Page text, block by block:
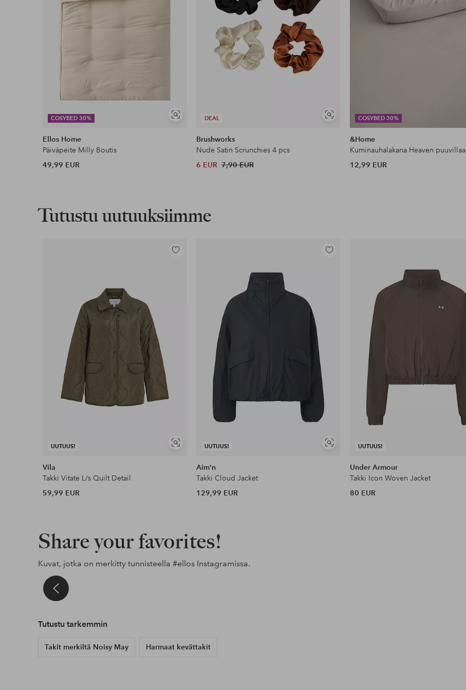
COSYBED 30%
Näytä
Ellos Home
Päiväpeite Milly Boutis
49,99 EUR
DEAL
Näytä
samankaltaisia
Brushworks
Nude Satin Scrunchies 4 pcs
6 EUR 7,90 EUR
COSYBED 30%
&Home
Kuminauhalakana Heaven puuvillaa
12,99 EUR
Tutustu uutuuksiimme
UUTUUS!
Näytä
Lisää
Vila
Takki Vitate L/s Quilt Detail
59,99 EUR
UUTUUS!
Näytä
Lisää
Aim'n
Takki Cloud Jacket
129,99 EUR
UUTUUS!
Under Armour
Takki Icon Woven Jacket
80 EUR
Share your favorites!
Kuvat, jotka on merkitty tunnisteella #ellosInstagramissa.
Julkaissut
byeamy
Tutustu tarkemmin
Takit merkiltä Noisy May Harmaat kevättakit